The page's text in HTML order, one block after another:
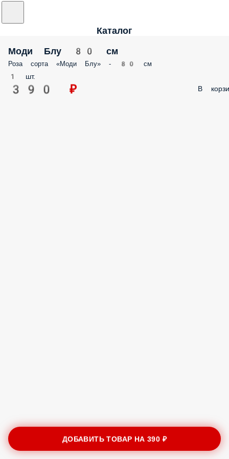
Каталог
Моди Блу 80 см
Роза сорта «Моди Блу» - 80 см
1 шт.
390 ₽ В
ДОБАВИТЬ ТОВАР НА390 ₽